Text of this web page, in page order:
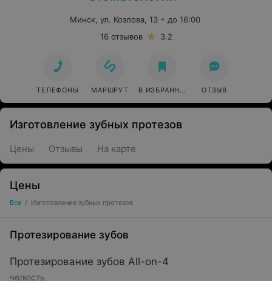
Минск, ул. Козлова, 13
до 16:00
16 отзывов
3.2
ТЕЛЕФОНЫ МАРШРУТ В ИЗБРАННОЕ ОТЗЫВ
Изготовление зубных протезов
Цены Отзывы На карте
Цены
Все / Изготовление зубных протезов
Протезирование зубов
Протезирование зубов Аll-on-4
челюсть